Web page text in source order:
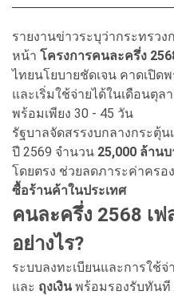
รายงานข่าวระบุว่ากระทรว
หน้า โครงการคนละครึ่ง
ไทยนโยบายชัดเจน คาดเปิด
และเริ่มใช้จ่ายได้ในเดือนตุล
พร้อมเพียง 30 - 45 วัน
รัฐบาลจัดสรรงบกลางกระตุ้น
ปี 2569 จำนวน 25,000 ล้าน
โดยตรง ช่วยลดภาระค่าคร
ซื้อร้านค้าในประเทศ
คนละครึ่ง 2568 เ
อย่างไร?
ระบบลงทะเบียนและการใช้
และ ถุงเงินพร้อมรองรับทันที